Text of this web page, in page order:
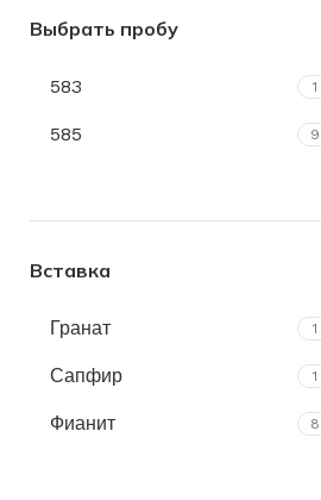
Выбрать пробу
583 1
585 9
Вставка
Гранат 1
Сапфир 1
Фианит 8